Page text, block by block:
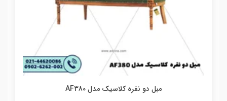
مبل دو نفره کلاسیک مدل AF380